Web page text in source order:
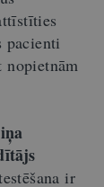
pacienti
ir